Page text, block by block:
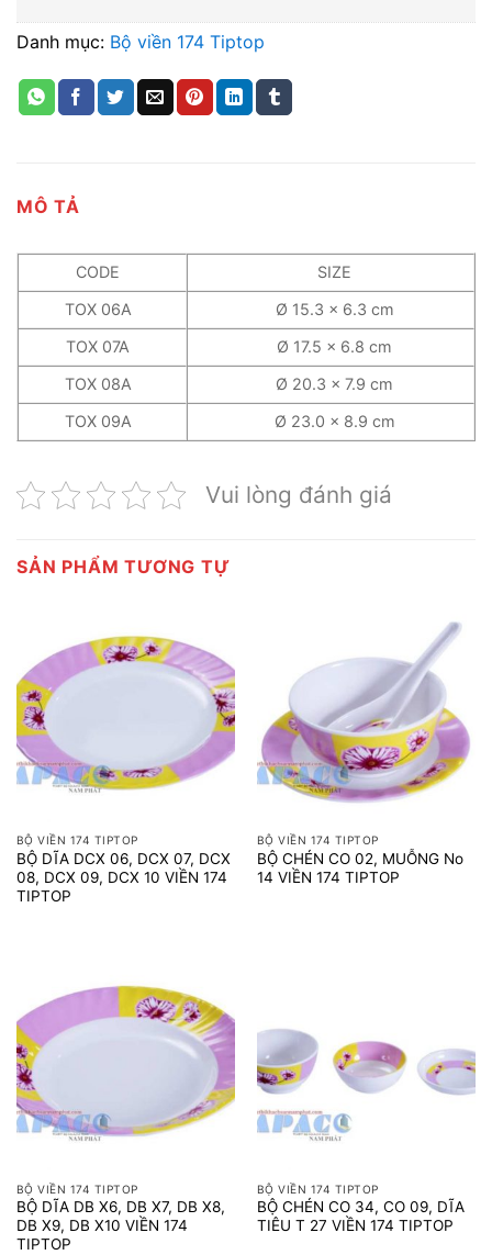
Danh mục: Bộ viền 174 Tiptop
MÔ TẢ
CODE
SIZE
TOX 06A
Ø 15.3 x 6.3 cm
TOX 07A
Ø 17.5 x 6.8 cm
TOX 08A
Ø 20.3 x 7.9 cm
TOX 09A
Ø 23.0 x 8.9 cm
Vui lòng đánh giá
SẢN PHẨM TƯƠNG TỰ
BỘ VIỀN 174 TIPTOP
BỘ DĨA DCX 06, DCX 07, DCX
08, DCX 09, DCX 10 VIỀN 174
TIPTOP
BỘ VIỀN 174 TIPTOP
BỘ CHÉN CO 02, MUỖNG No
14 VIỀN 174 TIPTOP
BỘ VIỀN 174 TIPTOP
BỘ DĨA DB X6, DB X7, DB X8,
DB X9, DB X10 VIỀN 174
TIPTOP
BỘ VIỀN 174 TIPTOP
BỘ CHÉN CO 34, CO 09, DĨA
TIÊU T 27 VIỀN 174 TIPTOP